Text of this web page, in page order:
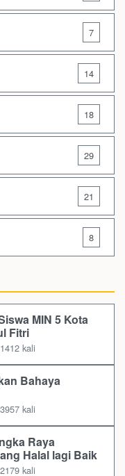
7
14
18
29
21
8
MIN 5 Kota
Fitri
kali
Bahaya
kali
Raya
Halal lagi Baik
kali